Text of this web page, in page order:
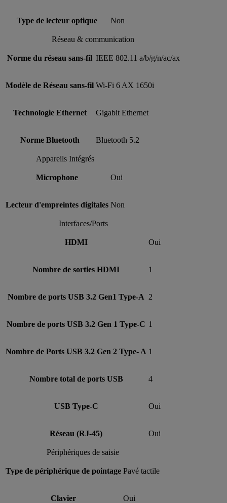
Type de lecteur optique Non
Réseau & communication
Norme du réseau sans-fil IEEE 802.11 a/b/g/n/ac/ax
Modèle de Réseau sans-fil Wi-Fi 6 AX 1650i
Technologie Ethernet Gigabit Ethernet
Norme Bluetooth Bluetooth 5.2
Appareils Intégrés
Microphone Oui
Lecteur d'empreintes digitales Non
Interfaces/Ports
HDMI Oui
Nombre de sorties HDMI 1
Nombre de ports USB 3.2 Gen1 Type-A 2
Nombre de ports USB 3.2 Gen 1 Type-C 1
Nombre de Ports USB 3.2 Gen 2 Type- A 1
Nombre total de ports USB 4
USB Type-C Oui
Réseau (RJ-45) Oui
Périphériques de saisie
Type de périphérique de pointage Pavé tactile
Clavier Oui